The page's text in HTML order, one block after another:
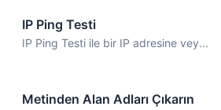
IP Ping Testi
IP Ping Testi ile bir IP adresine vey...
Metinden Alan Adları Çıkarın